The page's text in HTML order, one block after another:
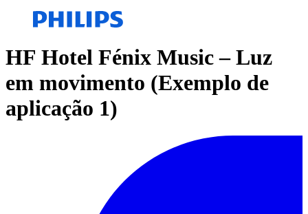
HF Hotel Fénix Music – Luz
em movimento (Exemplo de
aplicação 1)